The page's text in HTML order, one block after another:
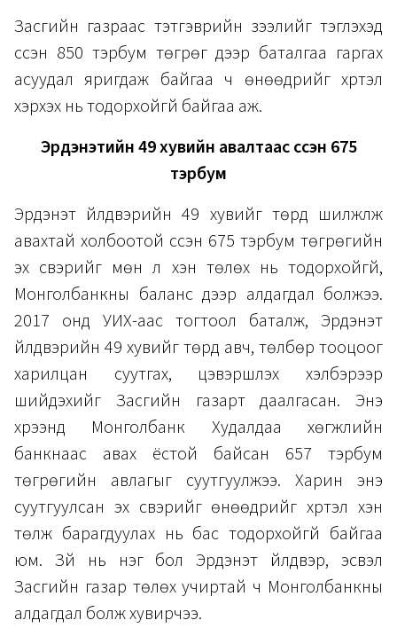
Засгийн газраас тэтгэврийн зээлийг тэглэхэд
үүссэн 850 тэрбум төгрөг дээр баталгаа гаргах
асуудал яригдаж байгаа ч өнөөдрийг хүртэл
хэрхэх нь тодорхойгүй байгаа аж.
Эрдэнэтийн 49 хувийн авалтаас үүссэн 675
тэрбум
Эрдэнэт үйлдвэрийн 49 хувийг төрд шилжүүлж
авахтай холбоотой үүссэн 675 тэрбум төгрөгийн
эх үүсвэрийг мөн л хэн төлөх нь тодорхойгүй,
Монголбанкны баланс дээр алдагдал болжээ.
2017 онд УИХ-аас тогтоол баталж, Эрдэнэт
үйлдвэрийн 49 хувийг төрд авч, төлбөр тооцоог
харилцан суутгах, цэвэршүүлэх хэлбэрээр
шийдэхийг Засгийн газарт даалгасан. Энэ
хүрээнд
Монголбанк Худалдаа хөгжлийн
банкнаас авах ёстой байсан 657 тэрбум
төгрөгийн авлагыг суутгуулжээ. Харин энэ
суутгуулсан эх үүсвэрийг өнөөдрийг хүртэл хэн
төлж барагдуулах нь бас тодорхойгүй байгаа
юм. Зүй нь нэг бол Эрдэнэт үйлдвэр, эсвэл
Засгийн газар төлөх учиртай ч Монголбанкны
алдагдал болж хувирчээ.